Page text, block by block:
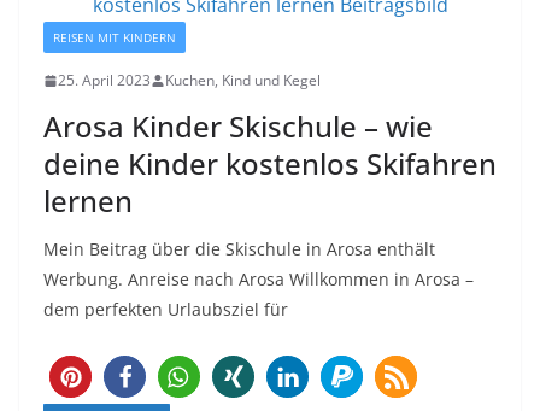
REISEN MIT KINDERN
25. April 2023 Kuchen, Kind und Kegel
Arosa Kinder Skischule – wie
deine Kinder kostenlos Skifahren
lernen
Mein Beitrag über die Skischule in Arosa enthält
Werbung. Anreise nach Arosa Willkommen in Arosa –
dem perfekten Urlaubsziel für
15